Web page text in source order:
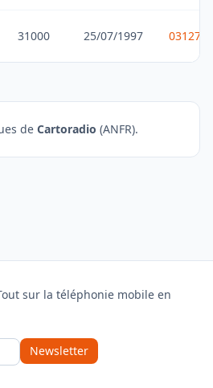
31000 25/07/1997
de Cartoradio (ANFR).
sur la téléphonie mobile en
Newsletter